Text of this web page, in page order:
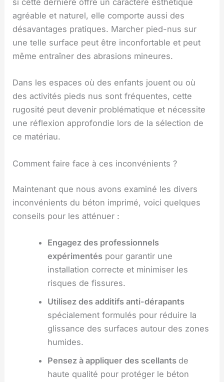
si cette dernière offre un caractère esthétique
agréable et naturel, elle comporte aussi des
désavantages pratiques. Marcher pied-nus sur
une telle surface peut être inconfortable et peut
même entraîner des abrasions mineures.
Dans les espaces où des enfants jouent ou où
des activités pieds nus sont fréquentes, cette
rugosité peut devenir problématique et nécessite
une réflexion approfondie lors de la sélection de
ce matériau.
Comment faire face à ces inconvénients ?
Maintenant que nous avons examiné les divers
inconvénients du béton imprimé, voici quelques
conseils pour les atténuer :
Engagez des professionnels
expérimentéspour garantir une
installation correcte et minimiser les
risques de fissures.
Utilisez des additifs anti-dérapants
spécialement formulés pour réduire la
glissance des surfaces autour des zones
humides.
Pensez à appliquer des scellants de
haute qualité pour protéger le béton